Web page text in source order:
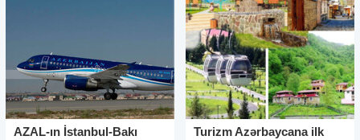
AZAL-ın İstanbul-Bakı
Turizm Azərbaycana ilk